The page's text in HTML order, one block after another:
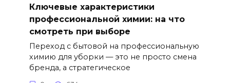
Ключевые характеристики
профессиональной химии: на что
смотреть при выборе
Переход с бытовой на профессиональную
химию для уборки — это не просто смена
бренда, а стратегическое